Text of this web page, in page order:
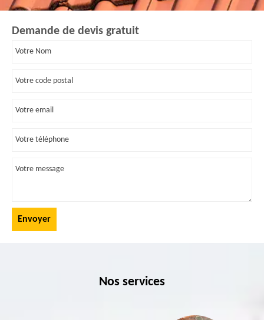
Demande de devis gratuit
Nos services